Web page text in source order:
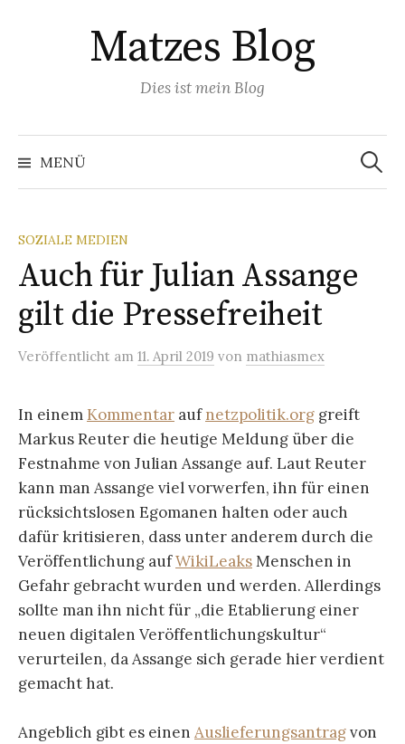
Matzes Blog
Dies ist mein Blog
MENÜ
Suchen
nach:
SOZIALE MEDIEN
Auch für Julian Assange
gilt die Pressefreiheit
Veröffentlicht am 11. April 2019 von mathiasmex
In einem Kommentar aufnetzpolitik.org greift
Markus Reuter die heutige Meldung über die
Festnahme von Julian Assange auf. Laut Reuter
kann man Assange viel vorwerfen, ihn für einen
rücksichtslosen Egomanen halten oder auch
dafür kritisieren, dass unter anderem durch die
Veröffentlichung aufWikiLeaksMenschen in
Gefahr gebracht wurden und werden. Allerdings
sollte man ihn nicht für „die Etablierung einer
neuen digitalen Veröffentlichungskultur“
verurteilen, da Assange sich gerade hier verdient
gemacht hat.
Angeblich gibt es einen Auslieferungsantragvon